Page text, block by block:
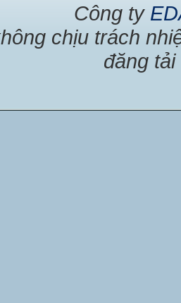
Công ty
chịu trách
đăng